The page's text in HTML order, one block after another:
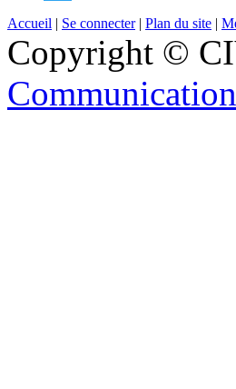
Accueil | Se connecter| Plan du site |
Copyright ©
Communication